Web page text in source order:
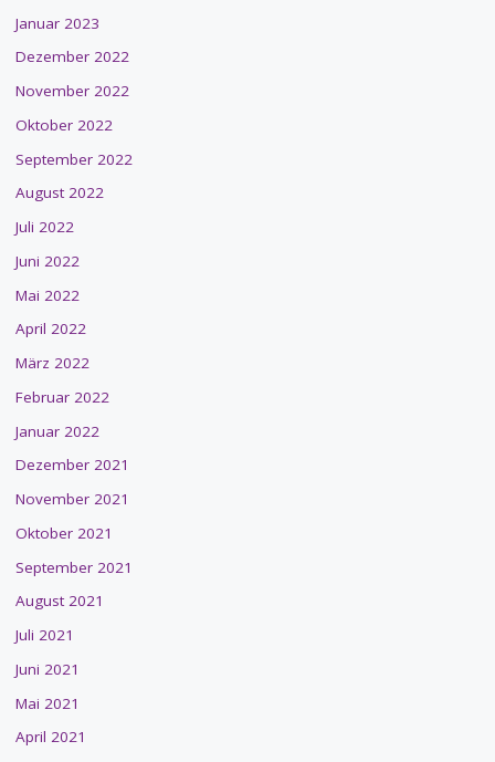
Januar 2023
Dezember 2022
November 2022
Oktober 2022
September 2022
August 2022
Juli 2022
Juni 2022
Mai 2022
April 2022
März 2022
Februar 2022
Januar 2022
Dezember 2021
November 2021
Oktober 2021
September 2021
August 2021
Juli 2021
Juni 2021
Mai 2021
April 2021